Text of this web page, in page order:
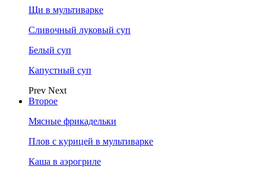
Щи в мультиварке
Сливочный луковый суп
Белый суп
Капустный суп
Prev Next
Второе
Мясные фрикадельки
Плов с курицей в мультиварке
Каша в аэрогриле